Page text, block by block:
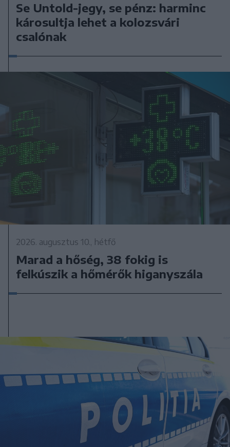
Se Untold-jegy, se pénz: harminc
károsultja lehet a kolozsvári
csalónak
2026. augusztus 10., hétfő
Marad a hőség, 38 fokig is
felkúszik a hőmérők higanyszála